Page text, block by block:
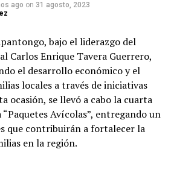
ago on 31 agosto, 2023
bajo el liderazgo del
Carlos Enrique Tavera Guerrero,
el desarrollo económico y el
locales a través de iniciativas
ocasión, se llevó a cabo la cuarta
Avícolas”, entregando un
que contribuirán a fortalecer la
en la región.